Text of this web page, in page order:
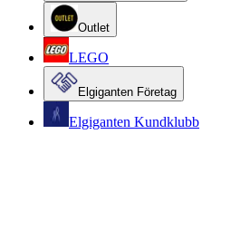
Outlet
LEGO
Elgiganten Företag
Elgiganten Kundklubb